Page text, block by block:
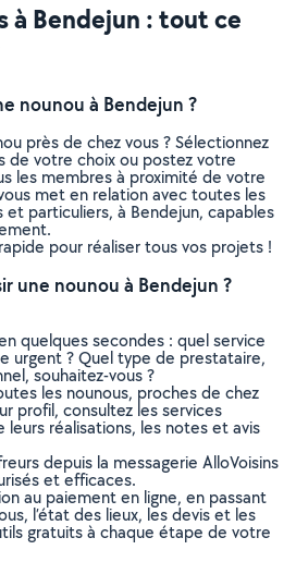
à Bendejun : tout ce
nounou à Bendejun ?
près de chez vous ? Sélectionnez
de votre choix ou postez votre
les membres à proximité de votre
met en relation avec toutes les
et particuliers, à Bendejun, capables
pour réaliser tous vos projets !
une nounou à Bendejun ?
quelques secondes : quel service
urgent ? Quel type de prestataire,
souhaitez-vous ?
les nounous, proches de chez
profil, consultez les services
réalisations, les notes et avis
depuis la messagerie AlloVoisins
et efficaces.
au paiement en ligne, en passant
l’état des lieux, les devis et les
gratuits à chaque étape de votre